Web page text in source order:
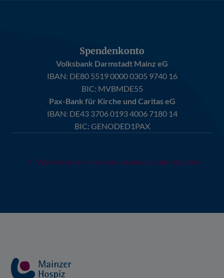
Spendenkonto
Volksbank Darmstadt Mainz eG
IBAN: DE80 5519 0000 0305 9740 16
BIC: MVBMDE55
Pax-Bank für Kirche und Caritas eG
IBAN: DE43 3706 0193 4006 7180 14
BIC: GENODED1PAX
Weitere Ideen ansehen, um uns zu unterstützen